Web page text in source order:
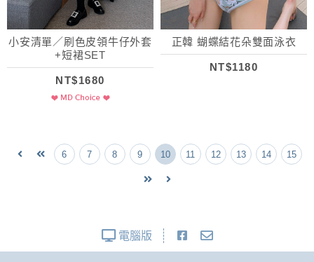
小安清單／刷色皮領牛仔外套
+短裙SET
NT$1680
正韓 蝴蝶結花朵雙面泳衣
NT$1180
6 7 8 9 10 11 12 13 14 15
電腦版